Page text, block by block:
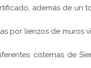
además de un
por lienzos de muros
cisternas de